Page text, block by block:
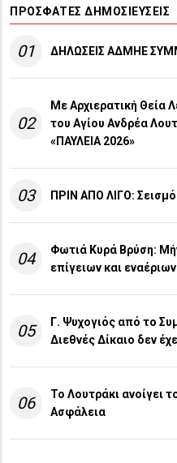
ΠΡΌΣΦΑΤΕΣ ΔΗΜΟΣΙΕΎΣΕΙΣ
01 ΔΗΛΩΣΕΙΣ ΑΔΜΗΕ
02
Με Αρχιερατική Θεία
του Αγίου Ανδρέα
«ΠΑΥΛΕΙΑ 2026»
03 ΠΡΙΝ ΑΠΟ ΛΙΓO:
04
Φωτιά Κυρά Βρύση:
επίγειων και
05
Γ. Ψυχογιός από το
Διεθνές Δίκαιο δεν
06
Το Λουτράκι ανοίγει
Ασφάλεια